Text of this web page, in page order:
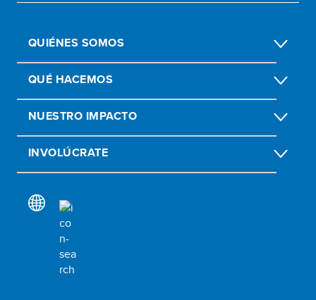
QUIÉNES SOMOS
QUÉ HACEMOS
NUESTRO IMPACTO
INVOLÚCRATE